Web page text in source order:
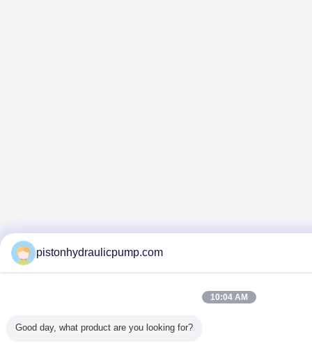
pistonhydraulicpump.com
10:04 AM
Good day, what product are you looking for?